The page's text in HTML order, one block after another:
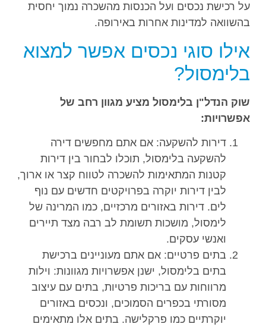
על רכישת נכסים ועל הכנסות מהשכרה נמוך יחסית
בהשוואה למדינות אחרות באירופה.
אילו סוגי נכסים אפשר למצוא
בלימסול?
שוק הנדל"ן בלימסול מציע מגוון רחב של
אפשרויות:
דירות להשקעה: אם אתם מחפשים דירה
להשקעה בלימסול, תוכלו לבחור בין דירות
קטנות המתאימות להשכרה לטווח קצר או ארוך,
לבין דירות יוקרה בפרויקטים חדשים עם נוף
לים. דירות באזורים מרכזיים, כמו המרינה של
לימסול, מושכות תשומת לב רבה מצד תיירים
ואנשי עסקים.
בתים פרטיים: אם אתם מעוניינים ברכישת
בתים בלימסול, ישנן אפשרויות מגוונות: וילות
מרווחות עם בריכות פרטיות, בתים עם עיצוב
מסורתי בכפרים הסמוכים, ונכסים באזורים
יוקרתיים כמו פרקלישה. בתים אלו מתאימים